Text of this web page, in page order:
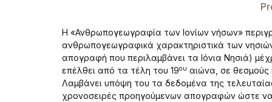
Η «Ανθρωπογεωγραφία των Ιονίων νήσων»
ανθρωπογεωγραφικά χαρακτηριστικά των
απογραφή που περιλαμβάνει τα Ιόνια Νησιά)
επέλθει από τα τέλη του 19ου αιώνα, σε θεσμούς
Λαμβάνει υπόψη του τα δεδομένα της
χρονοσειρές προηγούμενων απογραφών ώστε